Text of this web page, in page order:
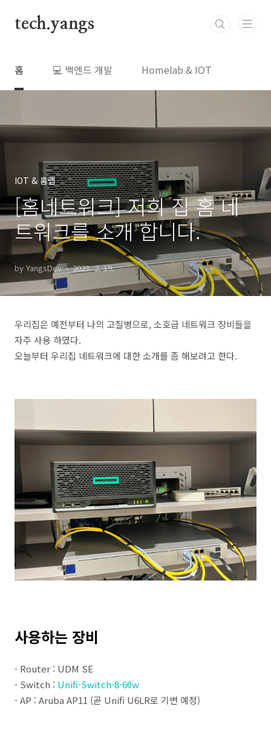
tech.yangs
홈 💻 백엔드 개발 Homelab & IOT
IOT & 홈랩
[홈네트워크] 저희 집 홈 네
트워크를 소개 합니다.
by YangsDev 2023. 2. 19.
우리집은 예전부터 나의 고질병으로, 소호급 네트워크 장비들을
자주 사용 하였다.
오늘부터 우리집 네트워크에 대한 소개를 좀 해보려고 한다.
사용하는 장비
- Router : UDM SE
- Switch : Unifi-Switch-8-60w
- AP : Aruba AP11 (곧 Unifi U6LR로 기변 예정)